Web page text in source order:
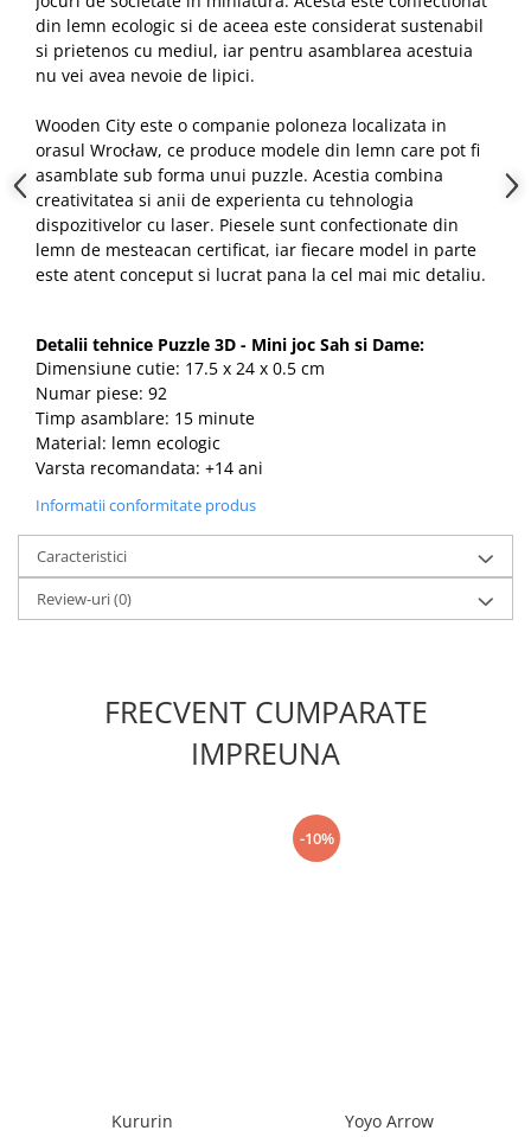
din lemn ecologic si de aceea este considerat sustenabil
si prietenos cu mediul, iar pentru asamblarea acestuia
nu vei avea nevoie de lipici.
Wooden City este o companie poloneza localizata in
orasul Wrocław, ce produce modele din lemn care pot fi
asamblate sub forma unui puzzle. Acestia combina
creativitatea si anii de experienta cu tehnologia
dispozitivelor cu laser. Piesele sunt confectionate din
lemn de mesteacan certificat, iar fiecare model in parte
este atent conceput si lucrat pana la cel mai mic detaliu.
Detalii tehnice Puzzle 3D - Mini joc Sah si Dame:
Dimensiune cutie: 17.5 x 24 x 0.5 cm
Numar piese: 92
Timp asamblare: 15 minute
Material: lemn ecologic
Varsta recomandata: +14 ani
Informatii conformitate produs
Caracteristici
Review-uri(0)
FRECVENT CUMPARATE
IMPREUNA
Kururin
-10%
Yoyo Arrow